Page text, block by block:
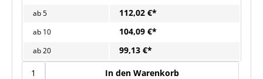
ab5 112,02 €*
ab 10 104,09 €*
ab20 99,13 €*
In den Warenkorb